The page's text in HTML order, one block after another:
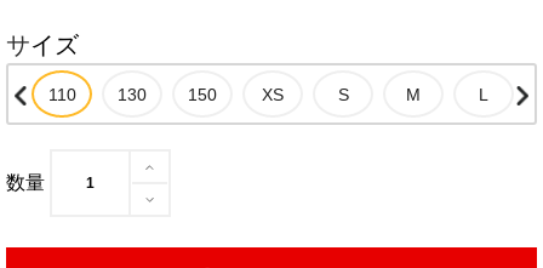
サイズ
数量